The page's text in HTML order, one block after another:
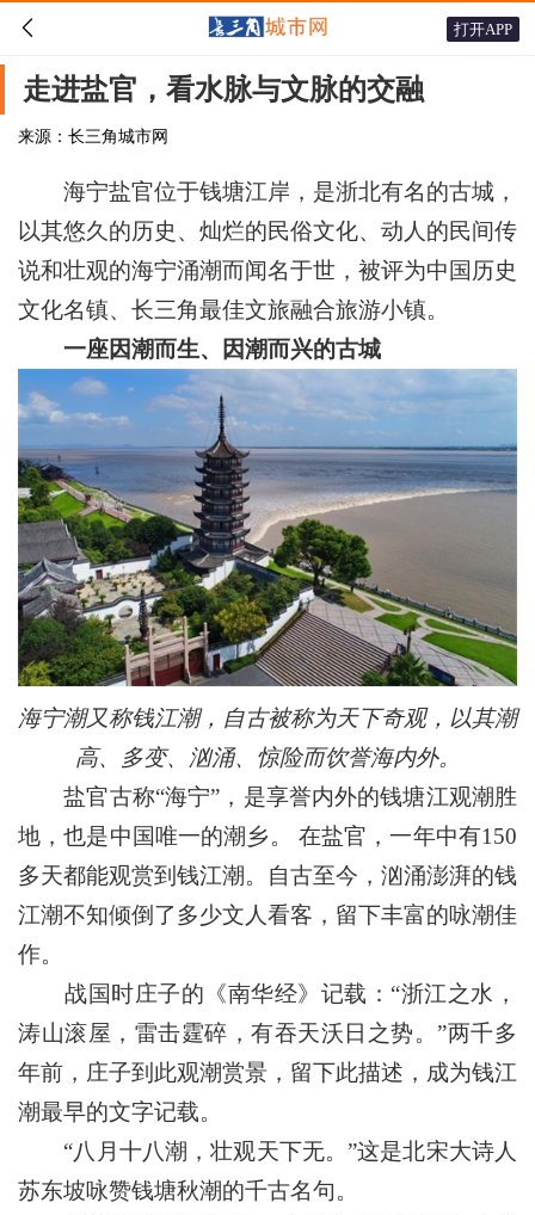
 打开APP
走进盐官，看水脉与文脉的交融
来源：长三角城市网
海宁盐官位于钱塘江岸，是浙北有名的古城，
以其悠久的历史、灿烂的民俗文化、动人的民间传
说和壮观的海宁涌潮而闻名于世，被评为中国历史
文化名镇、长三角最佳文旅融合旅游小镇。
一座因潮而生、因潮而兴的古城
海宁潮又称钱江潮，自古被称为天下奇观，以其潮
高、多变、汹涌、惊险而饮誉海内外。
盐官古称“海宁”，是享誉内外的钱塘江观潮胜
地，也是中国唯一的潮乡。 在盐官，一年中有150
多天都能观赏到钱江潮。自古至今，汹涌澎湃的钱
江潮不知倾倒了多少文人看客，留下丰富的咏潮佳
作。
战国时庄子的《南华经》记载：“浙江之水，
涛山滚屋，雷击霆碎，有吞天沃日之势。”两千多
年前，庄子到此观潮赏景，留下此描述，成为钱江
潮最早的文字记载。
“八月十八潮，壮观天下无。”这是北宋大诗人
苏东坡咏赞钱塘秋潮的千古名句。